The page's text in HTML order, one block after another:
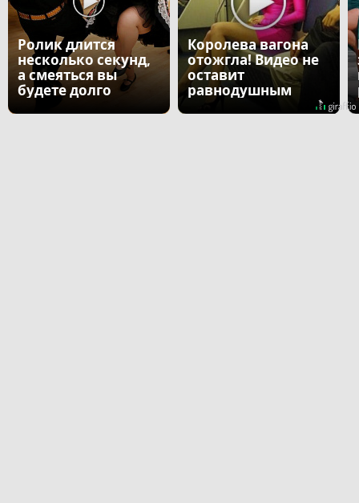
Ролик длится
несколько секунд,
а смеяться вы
будете долго
Королева вагона
отожгла! Видео не
оставит
равнодушным